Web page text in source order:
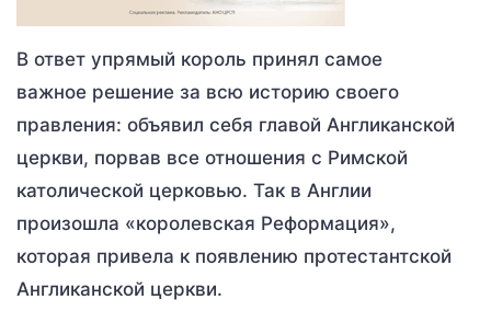
В ответ упрямый король принял самое
важное решение за всю историю своего
правления: объявил себя главой Англиканской
церкви, порвав все отношения с Римской
католической церковью. Так в Англии
произошла «королевская Реформация»,
которая привела к появлению протестантской
Англиканской церкви.